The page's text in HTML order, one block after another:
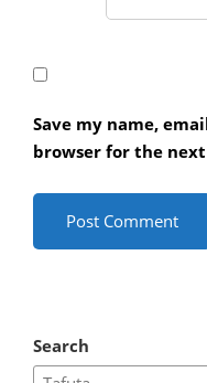
Save my name,
browser for the
Search